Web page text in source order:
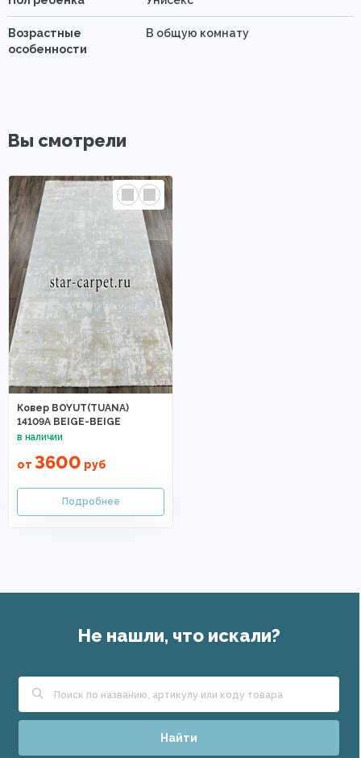
Возрастные
особенности
В общую комнату
Вы смотрели
Ковер BOYUT(TUANA)
14109A BEIGE-BEIGE
от 3600 руб
Не нашли, что искали?
Найти